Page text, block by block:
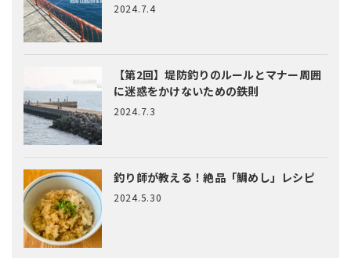
2024.7.4
【第2回】堤防釣りのルールとマナー周囲
に迷惑をかけないための鉄則
2024.7.3
釣り師が教える！絶品「鯛めし」レシピ
2024.5.30